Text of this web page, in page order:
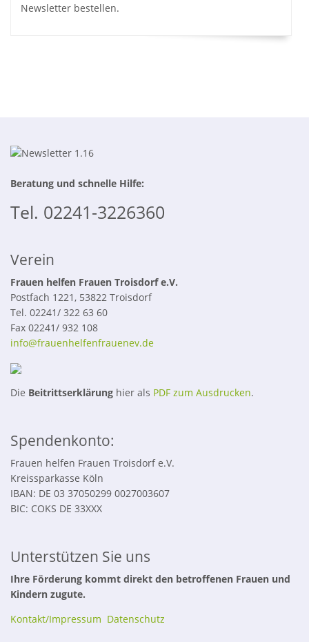
Newsletter bestellen.
Beratung und schnelle Hilfe:
Tel. 02241-3226360
Verein
Frauen helfen Frauen Troisdorf e.V.
Postfach 1221, 53822 Troisdorf
Tel. 02241/ 322 63 60
Fax 02241/ 932 108
info@frauenhelfenfrauenev.de
Die Beitrittserklärung hier als PDF zum Ausdrucken.
Spendenkonto:
Frauen helfen Frauen Troisdorf e.V.
Kreissparkasse Köln
IBAN: DE 03 37050299 0027003607
BIC: COKS DE 33XXX
Unterstützen Sie uns
Ihre Förderung kommt direkt den betroffenen Frauen und
Kindern zugute.
Kontakt/Impressum Datenschutz